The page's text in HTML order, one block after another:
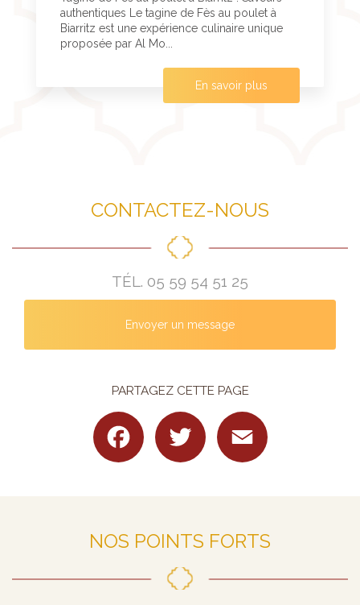
authentiques Le tagine de Fès au poulet à
Biarritz est une expérience culinaire unique
proposée par Al Mo...
En savoir plus
CONTACTEZ-NOUS
TÉL. 05 59 54 51 25
Envoyer un message
PARTAGEZ CETTE PAGE
Facebook Twitter
NOS POINTS FORTS